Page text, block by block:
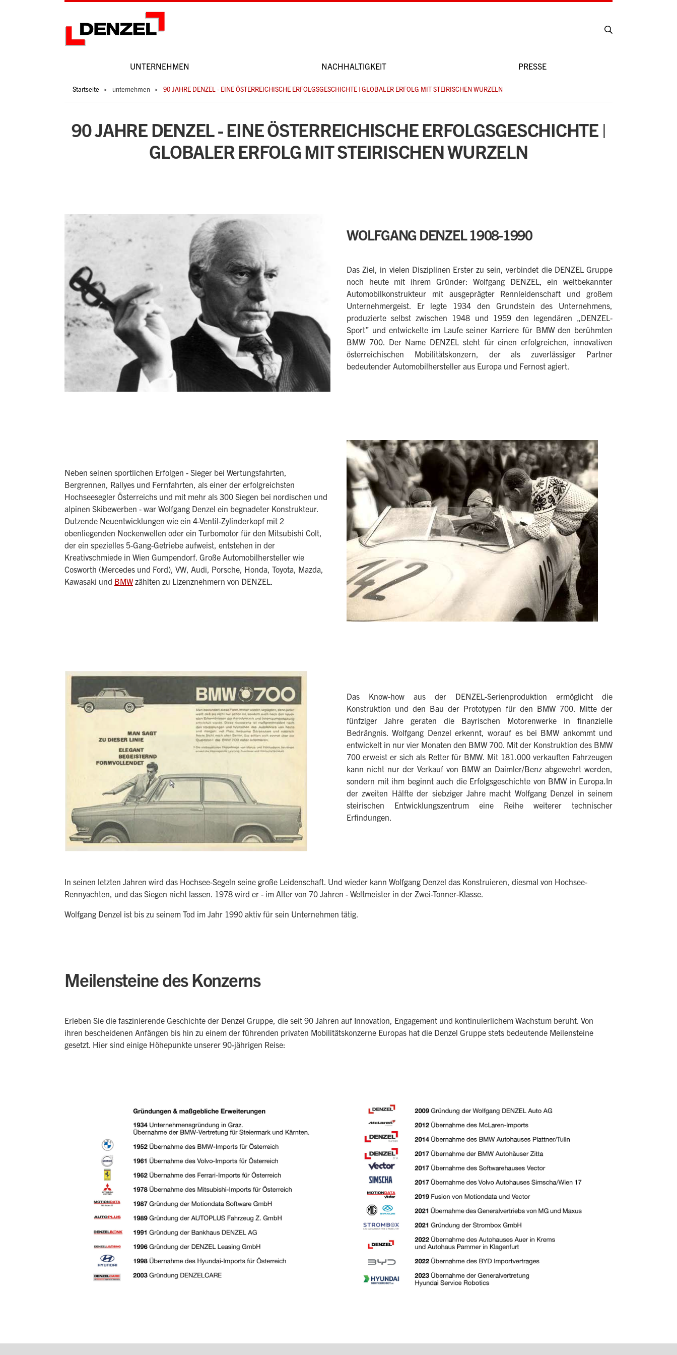
HauptnavigationUNTERNEHMEN NACHHALTIGKEIT PRESSE
Pfadnavigation
Startseite unternehmen 90 JAHRE DENZEL - EINE ÖSTERREICHISCHE ERFOLGSGESCHICHTE | GLOBALER ERFOLG MIT STEIRISCHEN WURZELN
90 JAHRE DENZEL - EINE ÖSTERREICHISCHE ERFOLGSGESCHICHTE |
GLOBALER ERFOLG MIT STEIRISCHEN WURZELN
WOLFGANG DENZEL 1908-1990
Das Ziel, in vielen Disziplinen Erster zu sein, verbindet die DENZEL Gruppe
noch heute mit ihrem Gründer: Wolfgang DENZEL, ein weltbekannter
Automobilkonstrukteur mit ausgeprägter Rennleidenschaft und großem
Unternehmergeist. Er legte 1934 den Grundstein des Unternehmens,
produzierte selbst zwischen 1948 und 1959 den legendären „DENZEL-
Sport” und entwickelte im Laufe seiner Karriere für BMW den berühmten
BMW 700. Der Name DENZEL steht für einen erfolgreichen, innovativen
österreichischen Mobilitätskonzern, der als zuverlässiger Partner
bedeutender Automobilhersteller aus Europa und Fernost agiert.
Neben seinen sportlichen Erfolgen - Sieger bei Wertungsfahrten,
Bergrennen, Rallyes und Fernfahrten, als einer der erfolgreichsten
Hochseesegler Österreichs und mit mehr als 300 Siegen bei nordischen und
alpinen Skibewerben - war Wolfgang Denzel ein begnadeter Konstrukteur.
Dutzende Neuentwicklungen wie ein 4-Ventil-Zylinderkopf mit 2
obenliegenden Nockenwellen oder ein Turbomotor für den Mitsubishi Colt,
der ein spezielles 5-Gang-Getriebe aufweist, entstehen in der
Kreativschmiede in Wien Gumpendorf. Große Automobilhersteller wie
Cosworth (Mercedes und Ford), VW, Audi, Porsche, Honda, Toyota, Mazda,
Kawasaki und BMWzählten zu Lizenznehmern von DENZEL.
Das Know-how aus der DENZEL-Serienproduktion ermöglicht die
Konstruktion und den Bau der Prototypen für den BMW 700. Mitte der
fünfziger Jahre geraten die Bayrischen Motorenwerke in finanzielle
Bedrängnis. Wolfgang Denzel erkennt, worauf es bei BMW ankommt und
entwickelt in nur vier Monaten den BMW 700. Mit der Konstruktion des BMW
700 erweist er sich als Retter für BMW. Mit 181.000 verkauften Fahrzeugen
kann nicht nur der Verkauf von BMW an Daimler/Benz abgewehrt werden,
sondern mit ihm beginnt auch die Erfolgsgeschichte von BMW in Europa.In
der zweiten Hälfte der siebziger Jahre macht Wolfgang Denzel in seinem
steirischen Entwicklungszentrum eine Reihe weiterer technischer
Erfindungen.
In seinen letzten Jahren wird das Hochsee-Segeln seine große Leidenschaft. Und wieder kann Wolfgang Denzel das Konstruieren, diesmal von Hochsee-
Rennyachten, und das Siegen nicht lassen. 1978 wird er - im Alter von 70 Jahren - Weltmeister in der Zwei-Tonner-Klasse.
Wolfgang Denzel ist bis zu seinem Tod im Jahr 1990 aktiv für sein Unternehmen tätig.
Meilensteine des Konzerns
Erleben Sie die faszinierende Geschichte der Denzel Gruppe, die seit 90 Jahren auf Innovation, Engagement und kontinuierlichem Wachstum beruht. Von
ihren bescheidenen Anfängen bis hin zu einem der führenden privaten Mobilitätskonzerne Europas hat die Denzel Gruppe stets bedeutende Meilensteine
gesetzt. Hier sind einige Höhepunkte unserer 90-jährigen Reise: